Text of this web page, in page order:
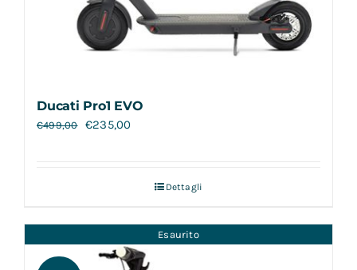
Ducati Pro1 EVO
€499,00 €235,00
Dettagli
Esaurito